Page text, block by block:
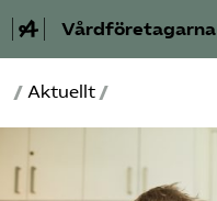
Vårdföretagarna
Välfärdskriminalitet
/ Aktuellt /